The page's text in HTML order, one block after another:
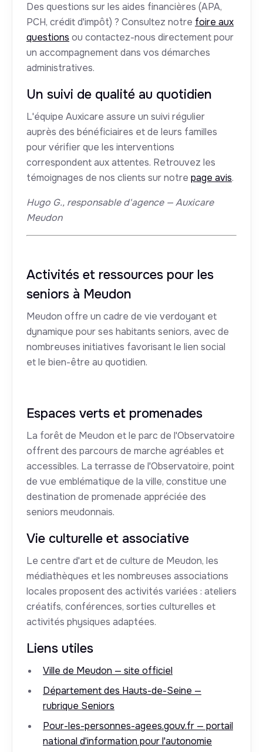
Des questions sur les aides financières (APA,
PCH, crédit d'impôt) ? Consultez notre foire aux
questions ou contactez-nous directement pour
un accompagnement dans vos démarches
administratives.
Un suivi de qualité au quotidien
L'équipe Auxicare assure un suivi régulier
auprès des bénéficiaires et de leurs familles
pour vérifier que les interventions
correspondent aux attentes. Retrouvez les
témoignages de nos clients sur notre page avis.
Hugo G., responsable d'agence — Auxicare
Meudon
Activités et ressources pour les
seniors à Meudon
Meudon offre un cadre de vie verdoyant et
dynamique pour ses habitants seniors, avec de
nombreuses initiatives favorisant le lien social
et le bien-être au quotidien.
Espaces verts et promenades
La forêt de Meudon et le parc de l'Observatoire
offrent des parcours de marche agréables et
accessibles. La terrasse de l'Observatoire, point
de vue emblématique de la ville, constitue une
destination de promenade appréciée des
seniors meudonnais.
Vie culturelle et associative
Le centre d'art et de culture de Meudon, les
médiathèques et les nombreuses associations
locales proposent des activités variées : ateliers
créatifs, conférences, sorties culturelles et
activités physiques adaptées.
Liens utiles
Ville de Meudon — site officiel
Département des Hauts-de-Seine —
rubrique Seniors
Pour-les-personnes-agees.gouv.fr — portail
national d'information pour l'autonomie